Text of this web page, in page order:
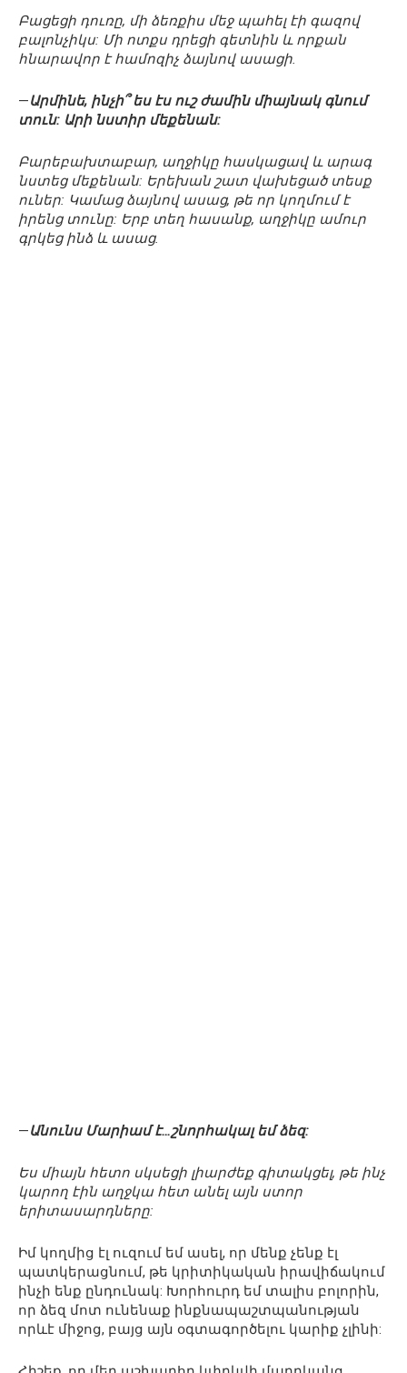
Բացեցի դուռը, մի ձեռքիս մեջ պահել էի գազով
բալոնչիկս: Մի ոտքս դրեցի գետնին և որքան
հնարավոր է համոզիչ ձայնով ասացի.
—Արմինե, ինչի՞ ես էս ուշ ժամին միայնակ գնում
տուն: Արի նստիր մեքենան:
Բարեբախտաբար, աղջիկը հասկացավ և արագ
նստեց մեքենան: Երեխան շատ վախեցած տեսք
ուներ: Կամաց ձայնով ասաց, թե որ կողմում է
իրենց տունը: Երբ տեղ հասանք, աղջիկը ամուր
գրկեց ինձ և ասաց.
—Անունս Մարիամ է…շնորհակալ եմ ձեզ:
Ես միայն հետո սկսեցի լիարժեք գիտակցել, թե ինչ
կարող էին աղջկա հետ անել այն ստոր
երիտասարդները:
Իմ կողմից էլ ուզում եմ ասել, որ մենք չենք էլ
պատկերացնում, թե կրիտիկական իրավիճակում
ինչի ենք ընդունակ: Խորհուրդ եմ տալիս բոլորին,
որ ձեզ մոտ ունենաք ինքնապաշտպանության
որևէ միջոց, բայց այն օգտագործելու կարիք չլինի: